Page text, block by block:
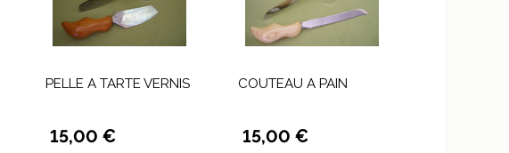
PELLE A TARTE VERNIS
15,00 €
COUTEAU A PAIN
15,00 €